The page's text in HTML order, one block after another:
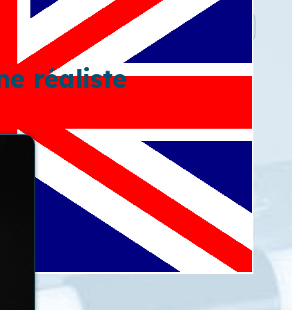
réaliste